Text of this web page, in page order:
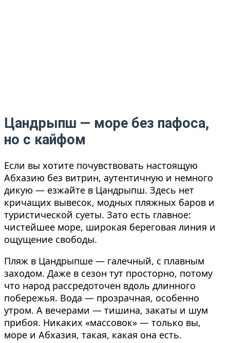
Цандрыпш — море без пафоса,
но с кайфом
Если вы хотите почувствовать настоящую
Абхазию без витрин, аутентичную и немного
дикую — езжайте в Цандрыпш. Здесь нет
кричащих вывесок, модных пляжных баров и
туристической суеты. Зато есть главное:
чистейшее море, широкая береговая линия и
ощущение свободы.
Пляж в Цандрыпше — галечный, с плавным
заходом. Даже в сезон тут просторно, потому
что народ рассредоточен вдоль длинного
побережья. Вода — прозрачная, особенно
утром. А вечерами — тишина, закаты и шум
прибоя. Никаких «массовок» — только вы,
море и Абхазия, такая, какая она есть.